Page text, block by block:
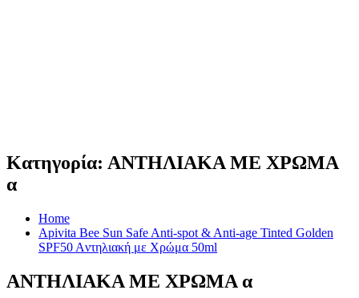
Κατηγορία: ΑΝΤΗΛΙΑΚΑ ΜΕ ΧΡΩΜΑ
α
Home
Apivita Bee Sun Safe Anti-spot & Anti-age Tinted Golden
SPF50 Aντηλιακή με Χρώμα 50ml
ΑΝΤΗΛΙΑΚΑ ΜΕ ΧΡΩΜΑ α